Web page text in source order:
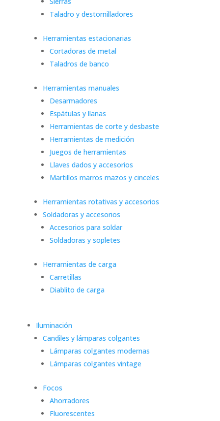
Taladro y destornilladores
Herramientas estacionarias
Cortadoras de metal
Taladros de banco
Herramientas manuales
Desarmadores
Espátulas y llanas
Herramientas de corte y desbaste
Herramientas de medición
Juegos de herramientas
Llaves dados y accesorios
Martillos marros mazos y cinceles
Herramientas rotativas y accesorios
Soldadoras y accesorios
Accesorios para soldar
Soldadoras y sopletes
Herramientas de carga
Carretillas
Diablito de carga
Iluminación
Candiles y lámparas colgantes
Lámparas colgantes modernas
Lámparas colgantes vintage
Focos
Ahorradores
Fluorescentes